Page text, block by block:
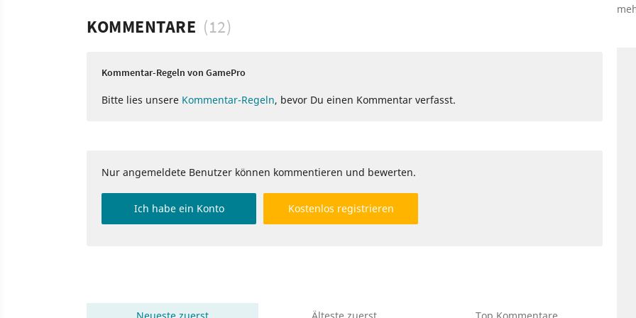
KOMMENTARE (12)
Kommentar-Regeln von GamePro
Bitte lies unsere Kommentar-Regeln, bevor Du einen Kommentar verfasst.
Nur angemeldete Benutzer können kommentieren und bewerten.
Ich habe ein Konto Kostenlos registrieren
Neueste zuerst Älteste zuerst Top Kommentare